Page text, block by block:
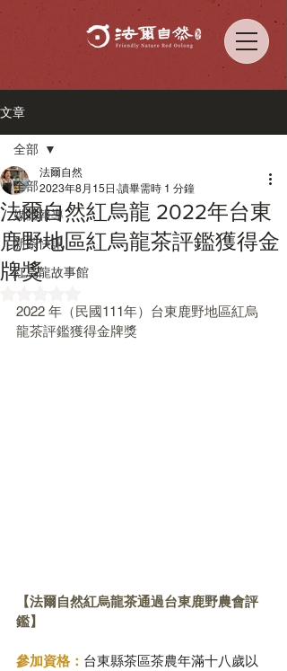
文章
全部
媒體報導
新茶快訊
紅烏龍故事館
全部
法爾自然紅烏龍 2022年台東
鹿野地區紅烏龍茶評鑑獲得金
牌獎
法爾自然
2023年8月15日 讀畢需時 1 分鐘
2022 年（民國111年）台東鹿野地區紅烏
龍茶評鑑獲得金牌獎
【法爾自然紅烏龍茶通過台東鹿野農會評
鑑】
參加資格： 台東縣茶區茶農年滿十八歲以